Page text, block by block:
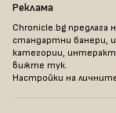
Реклама
Chronicle.bg предлага
стандартни банери,
категории,
вижте тук.
Настройки на